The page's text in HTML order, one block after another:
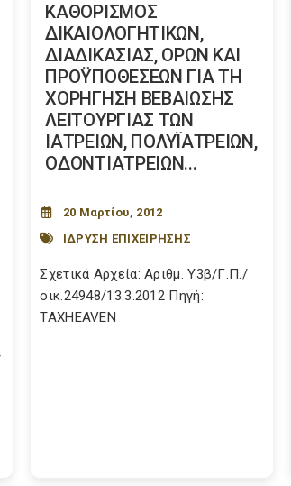
ΚΑΘΟΡΙΣΜΟΣ
ΔΙΚΑΙΟΛΟΓΗΤΙΚΩΝ,
ΔΙΑΔΙΚΑΣΙΑΣ, ΟΡΩΝ ΚΑΙ
ΠΡΟΫΠΟΘΕΣΕΩΝ ΓΙΑ ΤΗ
ΧΟΡΗΓΗΣΗ ΒΕΒΑΙΩΣΗΣ
ΛΕΙΤΟΥΡΓΙΑΣ ΤΩΝ
ΙΑΤΡΕΙΩΝ, ΠΟΛΥΪΑΤΡΕΙΩΝ,
ΟΔΟΝΤΙΑΤΡΕΙΩΝ...
20 Μαρτίου, 2012
ΙΔΡΥΣΗ ΕΠΙΧΕΙΡΗΣΗΣ
Σχετικά Αρχεία: Αριθμ. Υ3β/Γ.Π./
οικ.24948/13.3.2012 Πηγή:
TAXHEAVEN